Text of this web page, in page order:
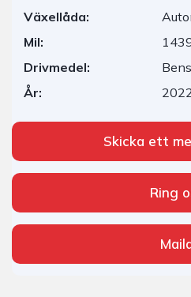
Växellåda:
Mil:
Drivmedel:
År:
Skicka ett
Ring